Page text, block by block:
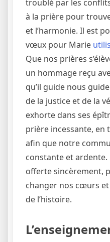
troublé par les
à la prière pour
et l’harmonie. Il est
vœux pour Marie
Que nos prières
un hommage reçu
qu’il guide nous
de la justice et de la
exhorte dans ses
prière incessante, en
afin que notre
constante et ardente.
offerte sincèrement,
changer nos cœurs
de l’histoire.